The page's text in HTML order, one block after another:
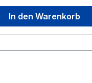
In den Warenkorb